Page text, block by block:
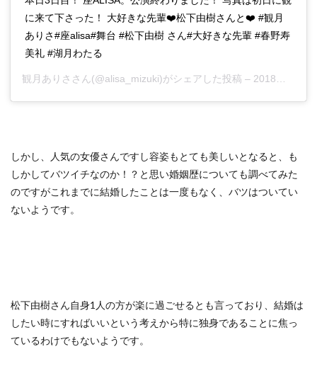
に来て下さった！ 大好きな先輩❤️松下由樹さんと❤️ #観月
ありさ#座alisa#舞台 #松下由樹 さん#大好きな先輩 #春野寿
美礼 #湖月わたる
観月ありさ さん(@alisa_mizuki)がシェアした投稿 – 2018年 8月月28日午前5時39分PDT
しかし、人気の女優さんですし容姿もとても美しいとなると、も
しかしてバツイチなのか！？と思い婚姻歴についても調べてみた
のですがこれまでに結婚したことは一度もなく、バツはついてい
ないようです。
松下由樹さん自身1人の方が楽に過ごせるとも言っており、結婚は
したい時にすればいいという考えから特に独身であることに焦っ
ているわけでもないようです。